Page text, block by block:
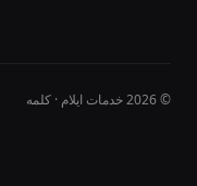
© 2026 خدمات ایلام · کلمه